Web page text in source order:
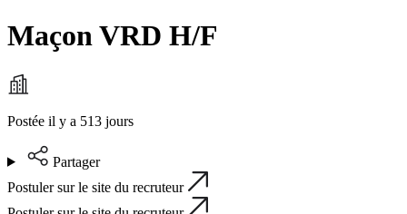
Maçon VRD H/F
Postée il y a 513 jours
Partager
Postuler sur le site du recruteur